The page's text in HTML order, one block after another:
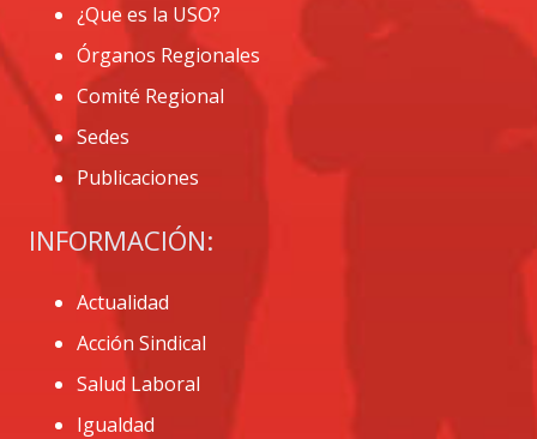
¿Que es la USO?
Órganos Regionales
Comité Regional
Sedes
Publicaciones
INFORMACIÓN:
Actualidad
Acción Sindical
Salud Laboral
Igualdad